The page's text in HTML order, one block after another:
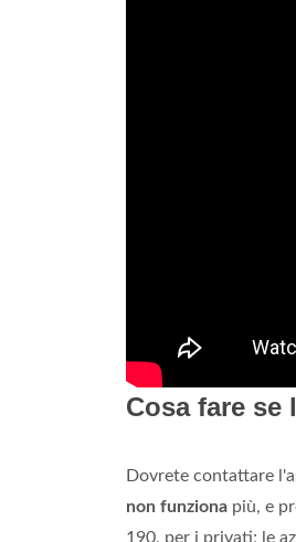
Cosa fare
Dovrete contattare
non funziona più, e
190, per i privati; le